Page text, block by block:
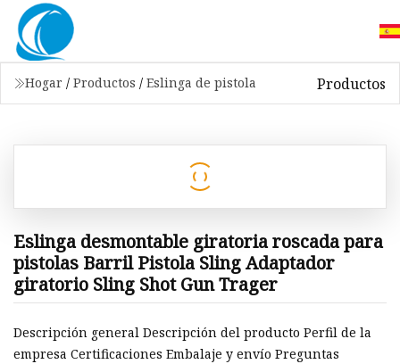
Hogar / Productos / Eslinga de pistola Productos
Eslinga desmontable giratoria roscada para
pistolas Barril Pistola Sling Adaptador
giratorio Sling Shot Gun Trager
Descripción general Descripción del producto Perfil de la
empresa Certificaciones Embalaje y envío Preguntas